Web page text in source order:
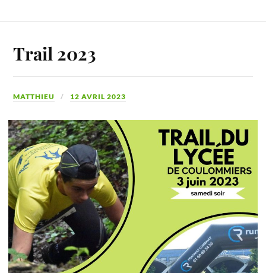
Trail 2023
MATTHIEU 12 AVRIL 2023